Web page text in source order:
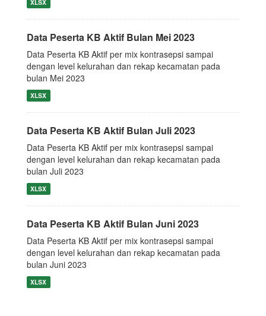
XLSX
Data Peserta KB Aktif Bulan Mei 2023
Data Peserta KB Aktif per mix kontrasepsi sampai
dengan level kelurahan dan rekap kecamatan pada
bulan Mei 2023
XLSX
Data Peserta KB Aktif Bulan Juli 2023
Data Peserta KB Aktif per mix kontrasepsi sampai
dengan level kelurahan dan rekap kecamatan pada
bulan Juli 2023
XLSX
Data Peserta KB Aktif Bulan Juni 2023
Data Peserta KB Aktif per mix kontrasepsi sampai
dengan level kelurahan dan rekap kecamatan pada
bulan Juni 2023
XLSX